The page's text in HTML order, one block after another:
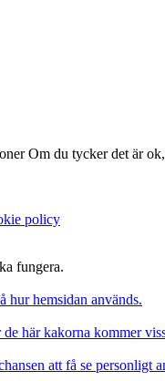
Om du tycker det är
policy
fungera.
hur hemsidan används.
här kakorna kommer
att få se personligt